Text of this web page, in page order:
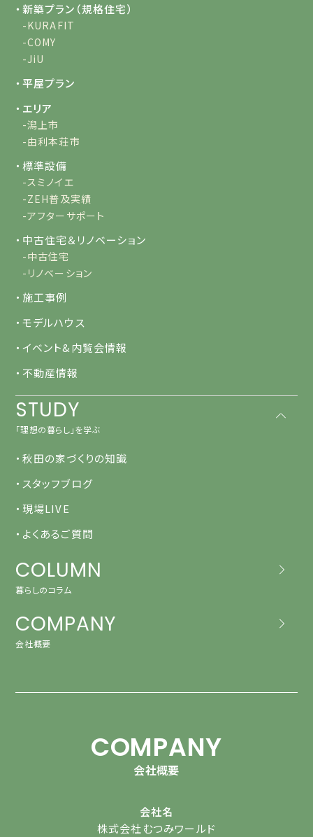
・新築プラン（規格住宅）
-KURAFIT
-COMY
-JiU
・平屋プラン
・エリア
-潟上市
-由利本荘市
・標準設備
-スミノイエ
-ZEH普及実績
-アフターサポート
・中古住宅＆リノベーション
-中古住宅
-リノベーション
・施工事例
・モデルハウス
・イベント&内覧会情報
・不動産情報
STUDY
「理想の暮らし」を学ぶ
・秋田の家づくりの知識
・スタッフブログ
・現場LIVE
・よくあるご質問
COLUMN
暮らしのコラム
COMPANY
会社概要
COMPANY
会社概要
会社名
株式会社むつみワールド